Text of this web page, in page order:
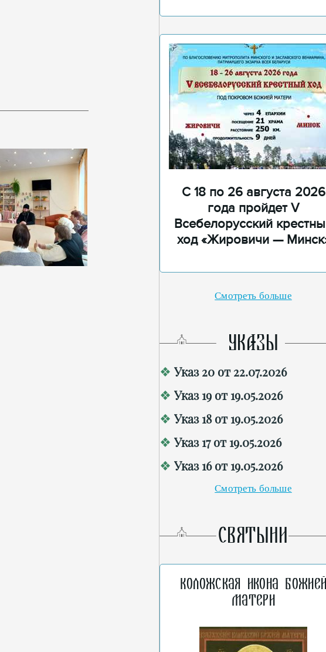
С 18 по 26 августа 2026
года пройдет V
Всебелорусский
ход «Жировичи —
Смотреть больше
УКАЗЫ
Указ 20 от 22.07.2026
Указ 19 от 19.05.2026
Указ 18 от 19.05.2026
Указ 17 от 19.05.2026
Указ 16 от 19.05.2026
Смотреть больше
СВЯТЫНИ
Коложская икона
Матери